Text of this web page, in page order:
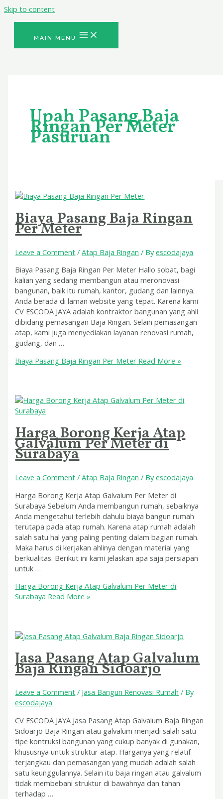
Skip to content
MAIN MENU
Upah Pasang Baja
Ringan Per Meter
Pasuruan
Biaya Pasang Baja Ringan
Per Meter
Leave a Comment /Atap Baja Ringan / Byescodajaya
Biaya Pasang Baja Ringan Per Meter Hallo sobat, bagi
kalian yang sedang membangun atau meronovasi
bangunan, baik itu rumah, kantor, gudang dan lainnya.
Anda berada di laman website yang tepat. Karena kami
CV ESCODA JAYA adalah kontraktor bangunan yang ahli
dibidang pemasangan Baja Ringan. Selain pemasangan
atap, kami juga menyediakan layanan renovasi rumah,
gudang, dan …
Biaya Pasang Baja Ringan Per Meter Read More »
Harga Borong Kerja Atap
Galvalum Per Meter di
Surabaya
Leave a Comment /Atap Baja Ringan / Byescodajaya
Harga Borong Kerja Atap Galvalum Per Meter di
Surabaya Sebelum Anda membangun rumah, sebaiknya
Anda mengetahui terlebih dahulu biaya bangun rumah
terutapa pada atap rumah. Karena atap rumah adalah
salah satu hal yang paling penting dalam bagian rumah.
Maka harus di kerjakan ahlinya dengan material yang
berkualitas. Berikut ini kami jelaskan apa saja persiapan
untuk …
Harga Borong Kerja Atap Galvalum Per Meter di
Surabaya Read More »
Jasa Pasang Atap Galvalum
Baja Ringan Sidoarjo
Leave a Comment / Jasa Bangun Renovasi Rumah / By
escodajaya
CV ESCODA JAYA Jasa Pasang Atap Galvalum Baja Ringan
Sidoarjo Baja Ringan atau galvalum menjadi salah satu
tipe kontruksi bangunan yang cukup banyak di gunakan,
khususnya untuk struktur atap. Harganya yang relatif
terjangkau dan pemasangan yang mudah adalah salah
satu keunggulannya. Selain itu baja ringan atau galvalum
tidak membebani struktur di bawahnya dan tahan
terhadap …